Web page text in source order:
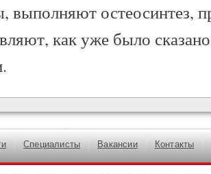
выполняют остеосинтез,
как уже было
Специалисты Вакансии Контакты